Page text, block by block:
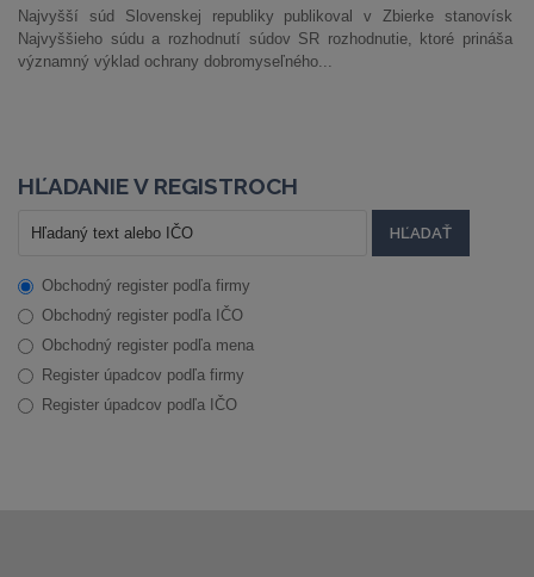
Najvyšší súd Slovenskej republiky publikoval v Zbierke stanovísk
Najvyššieho súdu a rozhodnutí súdov SR rozhodnutie, ktoré prináša
významný výklad ochrany dobromyseľného...
HĽADANIE V REGISTROCH
Obchodný register podľa firmy
Obchodný register podľa IČO
Obchodný register podľa mena
Register úpadcov podľa firmy
Register úpadcov podľa IČO